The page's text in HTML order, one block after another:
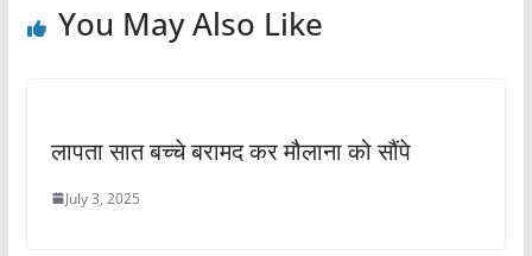
k
You May Also Like
लापता सात बच्चे बरामद कर मौलाना को सौंपे
July 3, 2025